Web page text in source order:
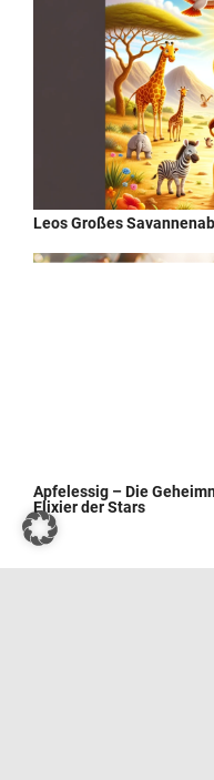
Leos Großes
Apfelessig – Die
Elixier der Stars